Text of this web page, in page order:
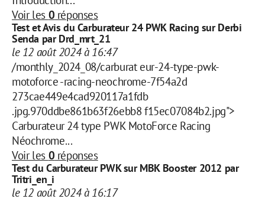
Voir les 0 réponses
Test et Avis du Carburateur 24 PWK Racing sur Derbi
Senda par Drd_mrt_21
le 12 août 2024 à 16:47
/monthly_2024_08/carburat eur-24-type-pwk-
motoforce -racing-neochrome-7f54a2d
273cae449e4cad920117a1fdb
.jpg.970ddbe861b63f26ebb8 f15ec07084b2.jpg">
Carburateur 24 type PWK MotoForce Racing
Néochrome...
Voir les 0 réponses
Test du Carburateur PWK sur MBK Booster 2012 par
Tritri_en_i
le 12 août 2024 à 16:17